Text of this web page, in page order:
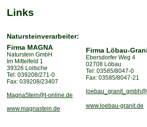
Links
Natursteinverarbeiter:
Firma MAGNA
Naturstein GmbH
Im Mittelfeld 1
39326 Loitsche
Tel: 039208/271-0
Fax: 039208/23407
MagnaStein@t-online.de
www.magnastein.de
Firma Löbau-
Ebersdorfer Weg 4
02708 Löbau
Tel: 03585/8047-0
Fax: 03585/8047-21
www.loebau-granit.de